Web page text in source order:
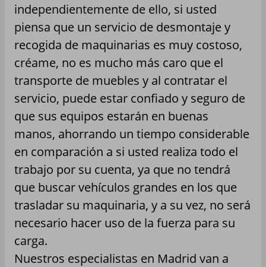
independientemente de ello, si usted
piensa que un servicio de desmontaje y
recogida de maquinarias es muy costoso,
créame, no es mucho más caro que el
transporte de muebles y al contratar el
servicio, puede estar confiado y seguro de
que sus equipos estarán en buenas
manos, ahorrando un tiempo considerable
en comparación a si usted realiza todo el
trabajo por su cuenta, ya que no tendrá
que buscar vehículos grandes en los que
trasladar su maquinaria, y a su vez, no será
necesario hacer uso de la fuerza para su
carga.
Nuestros especialistas en Madrid van a